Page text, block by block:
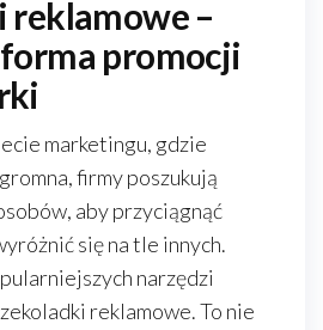
reklamowe –
promocji
marketingu, gdzie
firmy poszukują
aby przyciągnąć
się na tle innych.
narzędzi
reklamowe. To nie